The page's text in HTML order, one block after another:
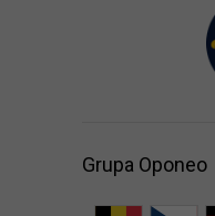
Grupa Oponeo